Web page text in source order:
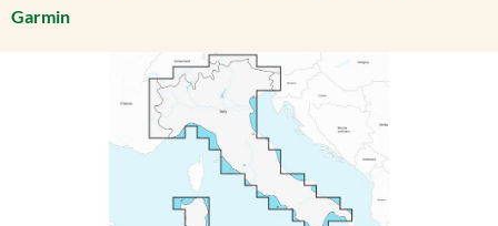
Garmin
Bildergalerie überspringen